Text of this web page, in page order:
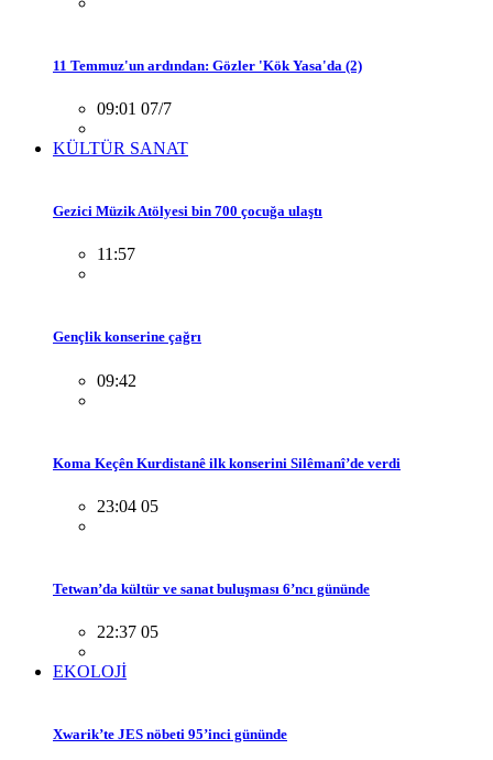
11 Temmuz'un ardından: Gözler 'Kök Yasa'da (2)
09:01 07/7
KÜLTÜR SANAT
Gezici Müzik Atölyesi bin 700 çocuğa ulaştı
11:57
Gençlik konserine çağrı
09:42
Koma Keçên Kurdistanê ilk konserini Silêmanî’de verdi
23:04 05
Tetwan’da kültür ve sanat buluşması 6’ncı gününde
22:37 05
EKOLOJİ
Xwarik’te JES nöbeti 95’inci gününde